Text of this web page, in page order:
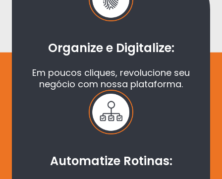
Organize e Digitalize:
Em poucos cliques, revolucione seu
negócio com nossa plataforma.
Automatize Rotinas: